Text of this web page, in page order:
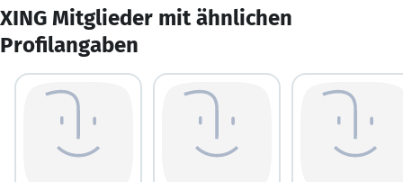
XING Mitglieder mit ähnlichen
Profilangaben